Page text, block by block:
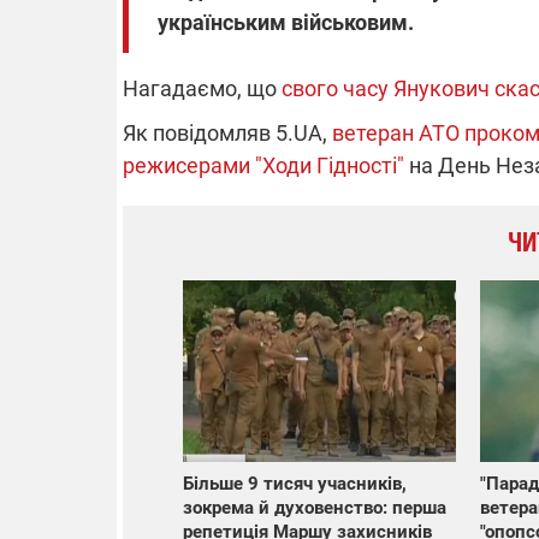
українським військовим.
Нагадаємо, щосвого часу Янукович
Як повідомляв 5.UA, ветеран АТО
режисерами "Ходи Гідності" на День
Більше 9 тисяч учасників,
зокрема й духовенство: перша
репетиція Маршу захисників
"Око та
збір коштів
одразу